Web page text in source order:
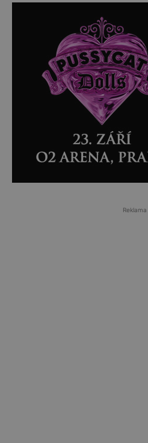
Reklama